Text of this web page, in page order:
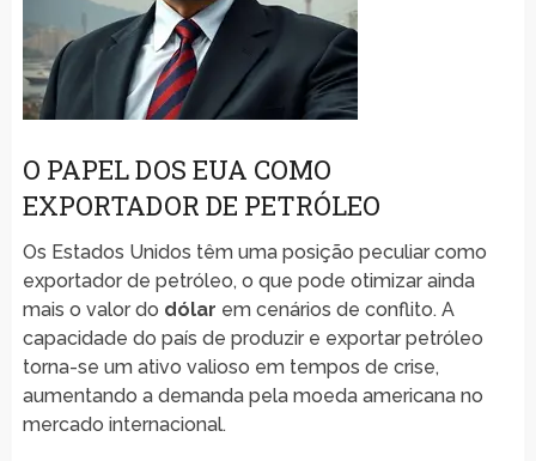
O PAPEL DOS EUA COMO
EXPORTADOR DE PETRÓLEO
Os Estados Unidos têm uma posição peculiar como
exportador de petróleo, o que pode otimizar ainda
mais o valor do dólar em cenários de conflito. A
capacidade do país de produzir e exportar petróleo
torna-se um ativo valioso em tempos de crise,
aumentando a demanda pela moeda americana no
mercado internacional.